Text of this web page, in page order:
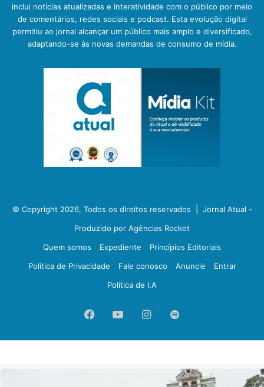
inclui notícias atualizadas e interatividade com o público por meio
de comentários, redes sociais e podcast. Esta evolução digital
permitiu ao jornal alcançar um público mais amplo e diversificado,
adaptando-se às novas demandas de consumo de mídia.
© Copyright 2026, Todos os direitos reservados | Jornal Atual -
Produzido por Agências Rocket
Quem somos
Expediente
Princípios Editoriais
Política de Privacidade
Fale conosco Anuncie
Entrar
Política de I.A
FacebookYouTubeInstagram
Spotify